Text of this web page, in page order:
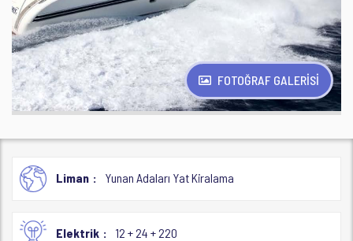
FOTOĞRAF GALERİSİ
Liman Yunan Adaları Yat Kiralama
Elektrik 12 + 24 + 220